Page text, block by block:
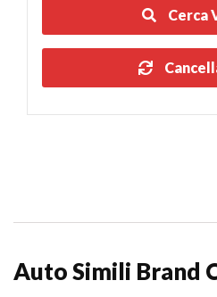
Cerca
Auto Simili Brand